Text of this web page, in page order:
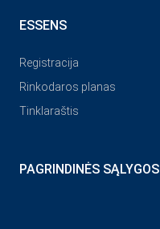
ESSENS
Registracija
Rinkodaros planas
Tinklaraštis
PAGRINDINĖS SĄLYGOS